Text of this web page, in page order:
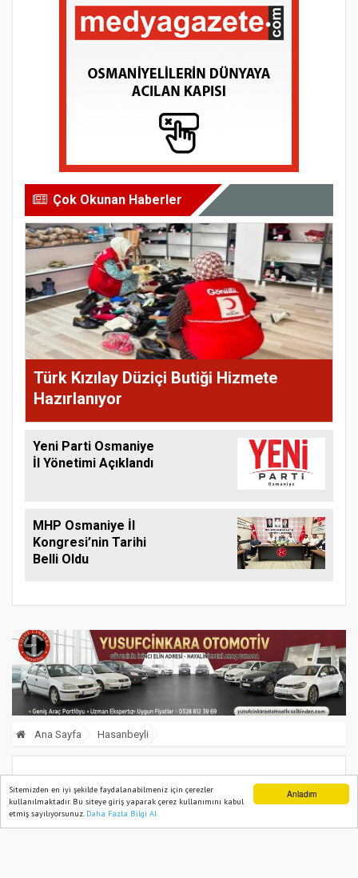
Anladım
Sitemizden en iyi şekilde faydalanabilmeniz için çerezler
kullanılmaktadır. Bu siteye giriş yaparak çerez kullanımını kabul
etmiş sayılıyorsunuz. Daha Fazla Bilgi Al
Çok Okunan Haberler
Türk Kızılay Düziçi Butiği Hizmete
Hazırlanıyor
Yeni Parti Osmaniye
İl Yönetimi Açıklandı
MHP Osmaniye İl
Kongresi’nin Tarihi
Belli Oldu
Ana Sayfa Hasanbeyli
Vali Mehmet Fatih Serdengeçti
Hasanbeyli’de
Ana Sayfa Web TV